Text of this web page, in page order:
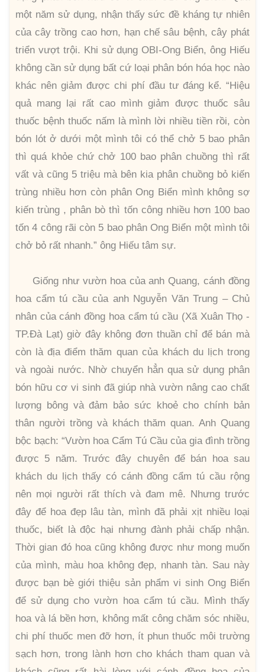
một năm sử dụng, nhận thấy sức đề kháng tự nhiên
của cây trồng cao hơn, hạn chế sâu bệnh, cây phát
triển vượt trội. Khi sử dụng OBI-Ong Biển, ông Hiếu
không cần sử dụng bất cứ loại phân bón hóa học nào
khác nên giảm được chi phí đầu tư đáng kể. “Hiệu
quả mang lại rất cao mình giảm được thuốc sâu
thuốc bệnh thuốc nấm là mình lời nhiều tiền rồi, còn
bón lót ở dưới một mình tôi có thể chở 5 bao phân
thì quá khỏe chứ chở 100 bao phân chuồng thì rất
vất và cũng 5 triệu mà bên kia phân chuồng bỏ kiến
trùng nhiều hơn còn phân Ong Biển mình không sợ
kiến trùng , phân bò thì tốn công nhiều hơn 100 bao
tốn 4 công rãi còn 5 bao phân Ong Biển một mình tôi
chở bỏ rất nhanh.” ông Hiếu tâm sự.
Giống như vườn hoa của anh Quang, cánh đồng
hoa cẩm tú cầu của anh Nguyễn Văn Trung – Chủ
nhân của cánh đồng hoa cẩm tú cầu (Xã Xuân Thọ -
TP.Đà Lạt) giờ đây không đơn thuần chỉ để bán mà
còn là địa điểm thăm quan của khách du lịch trong
và ngoài nước. Nhờ chuyển hẳn qua sử dụng phân
bón hữu cơ vi sinh đã giúp nhà vườn nâng cao chất
lượng bông và đảm bảo sức khoẻ cho chính bản
thân người trồng và khách thăm quan. Anh Quang
bộc bạch: “Vườn hoa Cẩm Tú Cầu của gia đình trồng
được 5 năm. Trước đây chuyên để bán hoa sau
khách du lịch thấy có cánh đồng cẩm tú cầu rộng
nên mọi người rất thích và đam mê. Nhưng trước
đây để hoa đẹp lâu tàn, mình đã phải xịt nhiều loại
thuốc, biết là độc hại nhưng đành phải chấp nhận.
Thời gian đó hoa cũng không được như mong muốn
của mình, màu hoa không đẹp, nhanh tàn. Sau này
được bạn bè giới thiệu sản phẩm vi sinh Ong Biển
để sử dụng cho vườn hoa cẩm tú cầu. Mình thấy
hoa và lá bền hơn, không mất công chăm sóc nhiều,
chi phí thuốc men đỡ hơn, ít phun thuốc môi trường
sạch hơn, trong lành hơn cho khách tham quan và